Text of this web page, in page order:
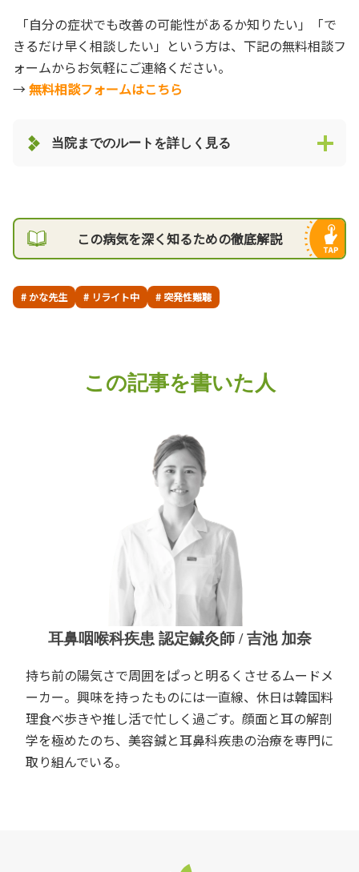
「自分の症状でも改善の可能性があるか知りたい」「で
きるだけ早く相談したい」という方は、下記の無料相談フ
ォームからお気軽にご連絡ください。
→無料相談フォームはこちら
当院までのルートを詳しく見る
この病気を深く知るための徹底解説
# かな先生 # リライト中 # 突発性難聴
この記事を書いた人
耳鼻咽喉科疾患 認定鍼灸師 / 吉池 加奈
持ち前の陽気さで周囲をぱっと明るくさせるムードメ
ーカー。興味を持ったものには一直線、休日は韓国料
理食べ歩きや推し活で忙しく過ごす。顔面と耳の解剖
学を極めたのち、美容鍼と耳鼻科疾患の治療を専門に
取り組んでいる。